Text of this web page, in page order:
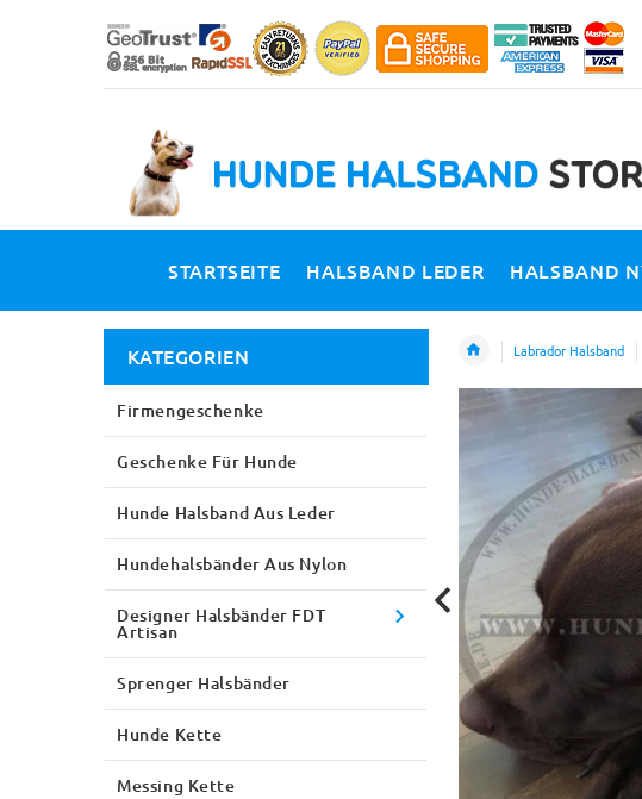
STARTSEITE HALSBAND LEDER HALSBAND
Labrador Halsband
KATEGORIEN
Firmengeschenke
Geschenke Für Hunde
Hunde Halsband Aus Leder
Hundehalsbänder Aus Nylon
Designer Halsbänder FDT
Artisan
Sprenger Halsbänder
Hunde Kette
Messing Kette